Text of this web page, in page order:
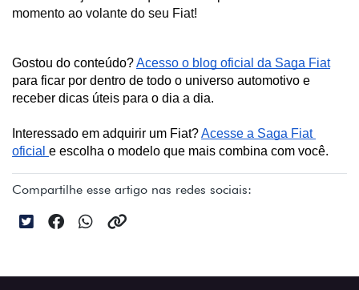
momento ao volante do seu Fiat!
Gostou do conteúdo? Acesso o blog oficial da Saga Fiat
para ficar por dentro de todo o universo automotivo e
receber dicas úteis para o dia a dia.
Interessado em adquirir um Fiat? Acesse a Saga Fiat
oficial e escolha o modelo que mais combina com você.
Compartilhe esse artigo nas redes sociais: